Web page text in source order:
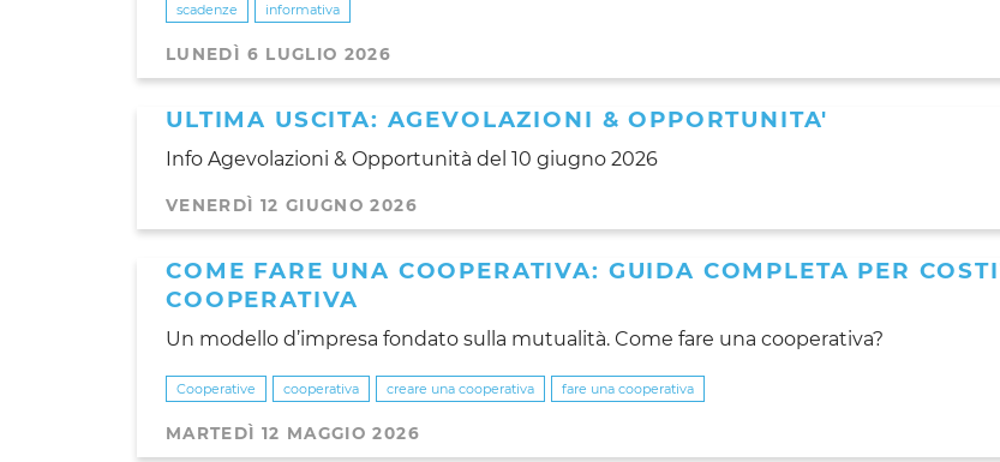
scadenze informativa
LUNEDÌ 6 LUGLIO 2026
ULTIMA USCITA: AGEVOLAZIONI & OPPORTUNITA'
Info Agevolazioni & Opportunità del 10 giugno 2026
VENERDÌ 12 GIUGNO 2026
COME FARE UNA COOPERATIVA: GUIDA COMPLETA PER
COOPERATIVA
Un modello d’impresa fondato sulla mutualità. Come fare una cooperativa?
Cooperative cooperativa creare una cooperativa fare una cooperativa
MARTEDÌ 12 MAGGIO 2026